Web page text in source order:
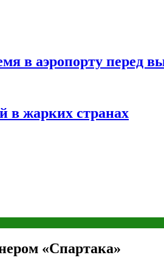
в аэропорту перед
в жарких странах
«Спартака»